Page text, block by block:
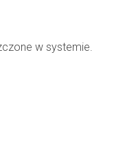
w systemie.